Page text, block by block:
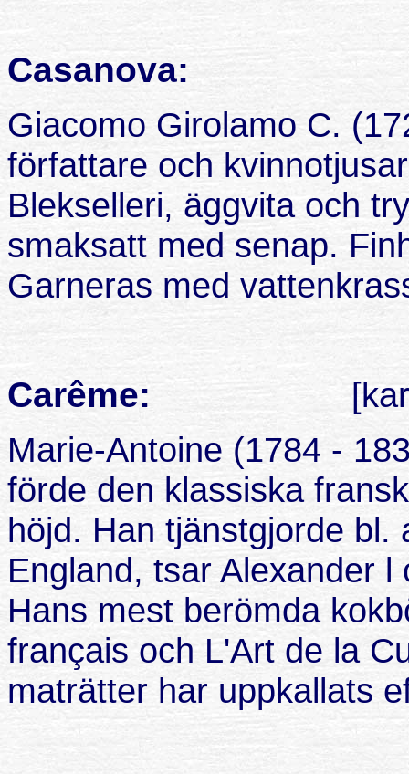
Casanova:
Giacomo Girolamo C.
författare och
Blekselleri, äggvita och
smaksatt med senap.
Garneras med
Carême:
Marie-Antoine (1784 -
förde den klassiska
höjd. Han tjänstgjorde
England, tsar Alexander
Hans mest berömda
français och L'Art de la
maträtter har uppkallats